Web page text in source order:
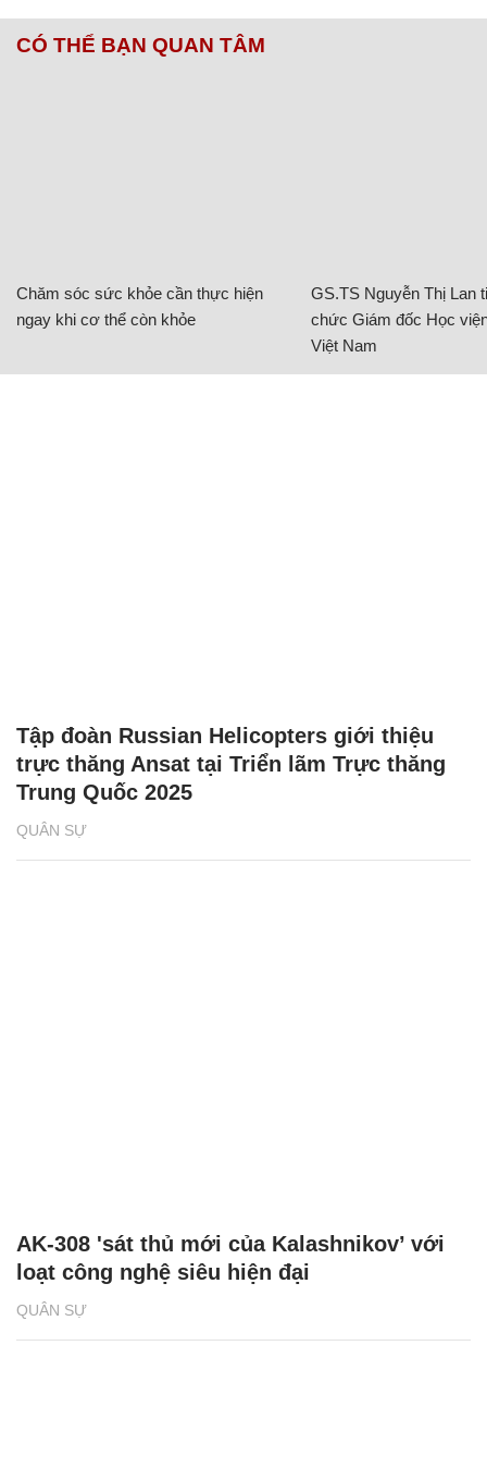
CÓ THỂ BẠN QUAN TÂM
Chăm sóc sức khỏe cần thực hiện
ngay khi cơ thể còn khỏe
GS.TS Nguyễn Thị Lan
chức Giám đốc Học
Việt Nam
QUÂN SỰ
Tập đoàn Russian Helicopters giới thiệu
trực thăng Ansat tại Triển lãm Trực thăng
Trung Quốc 2025
QUÂN SỰ
AK-308 'sát thủ mới của Kalashnikov’ với
loạt công nghệ siêu hiện đại